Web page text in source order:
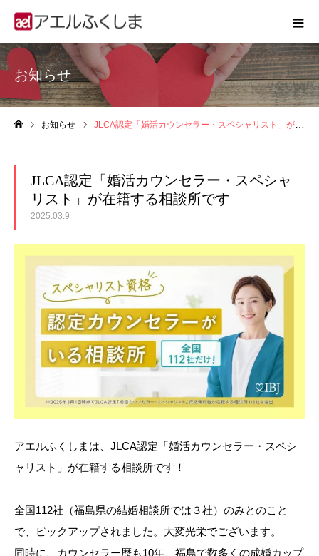
お知らせ
お知らせ JLCA認定「婚活カウンセラー・スペシャリスト」が在籍する相談所です
JLCA認定「婚活カウンセラー・スペシャ
リスト」が在籍する相談所です
2025.03.9
アエルふくしまは、JLCA認定「婚活カウンセラー・スペシ
ャリスト」が在籍する相談所です！
全国112社（福島県の結婚相談所では３社）のみとのこと
で、ピックアップされました。大変光栄でございます。
同時に、カウンセラー歴も10年、福島で数多くの成婚カップ